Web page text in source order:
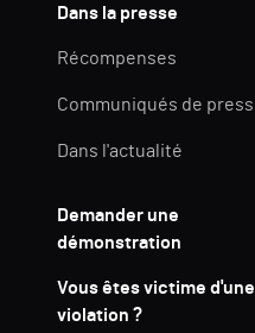
Dans la presse
Récompenses
Communiqués de
Dans l'actualité
Demander une
démonstration
Vous êtes victime d'une
violation ?